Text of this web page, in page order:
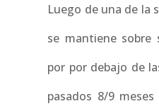
Luego de una de la
se mantiene
por por debajo de
pasados 8/9